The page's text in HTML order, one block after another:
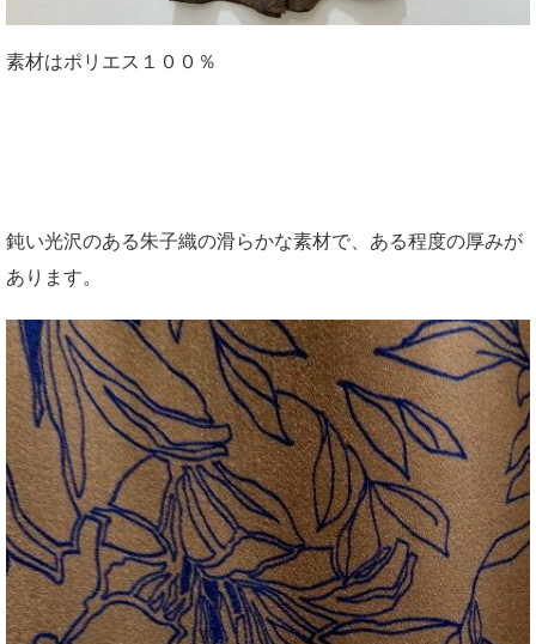
素材はポリエス１００％
鈍い光沢のある朱子織の滑らかな素材で、ある程度の厚みが
あります。